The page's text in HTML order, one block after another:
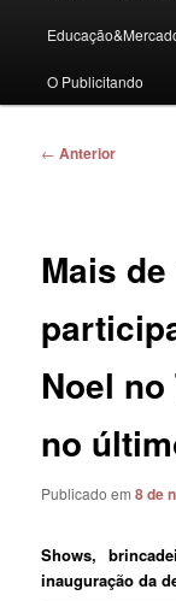
O Publicitando
Navegação
← Anterior
Mais
Noel
no
Publicado em8 de
Shows,
inauguração da